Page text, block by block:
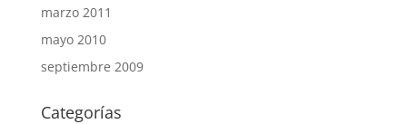
marzo 2011
mayo 2010
septiembre 2009
Categorías